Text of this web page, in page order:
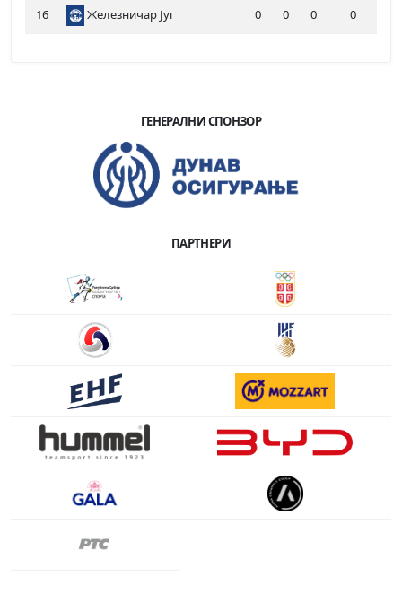
16 Железничар Југ 0 0 0 0
ГЕНЕРАЛНИ СПОНЗОР
ПАРТНЕРИ